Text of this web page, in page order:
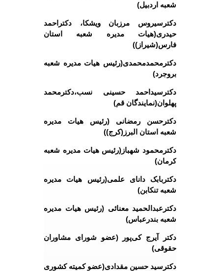
شعبه اردبیل)
دکترسیروس مرزبان ویشکا، دکتراحمد
حیدری(هیات مدیره شعبه استان
فارس(شیراز))
دکترمحمدمحمدی(رئیس هیات مدیره شعبه
بروجرد)
دکترسیداحمد حسینی نسب،دکترمحمد
پهلوان(نمایندگان قم)
دکترحسن رمضانی (رئیس هیات مدیره
شعبه استان البرز(کرج))
دکترمحمود شهباز(رئیس هیات مدیره شعبه
کرمان)
دکتربابک دانای علمی(رئیس هیات مدیره
شعبه تنکابن)
دکترعبدالحمید معنائی (رئیس هیات مدیره
شعبه بندرعباس)
دکتر آیرج کی‌پور (عضو شورای مشاوران
حقوقی)
دکترسید حسین مقدادی(عضو کمیته کشوری